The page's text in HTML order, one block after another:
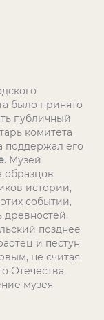
было принято
публичный
комитета
поддержал его
. Музей
образцов
истории,
событий,
древностей,
позднее
и пестун
не считая
Отечества,
музея